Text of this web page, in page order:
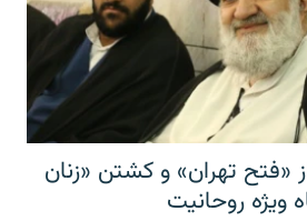
«فتح تهران» و کشتن «زنان
ویژه روحانیت